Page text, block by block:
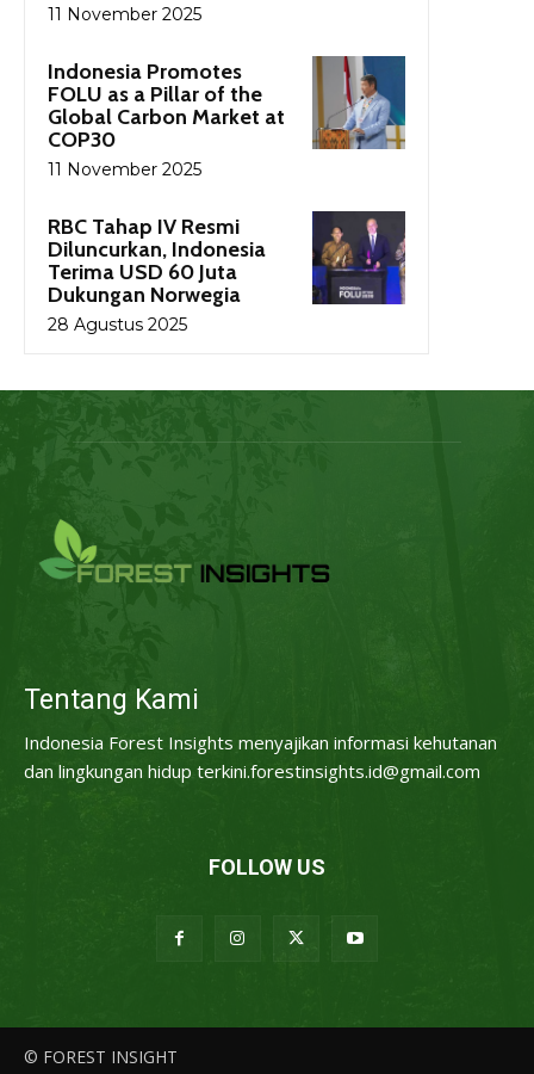
11 November 2025
Indonesia Promotes
FOLU as a Pillar of the
Global Carbon Market at
COP30
11 November 2025
RBC Tahap IV Resmi
Diluncurkan, Indonesia
Terima USD 60 Juta
Dukungan Norwegia
28 Agustus 2025
Tentang Kami
Indonesia Forest Insights menyajikan informasi kehutanan
dan lingkungan hidup terkini.forestinsights.id@gmail.com
FOLLOW US
© FOREST INSIGHT